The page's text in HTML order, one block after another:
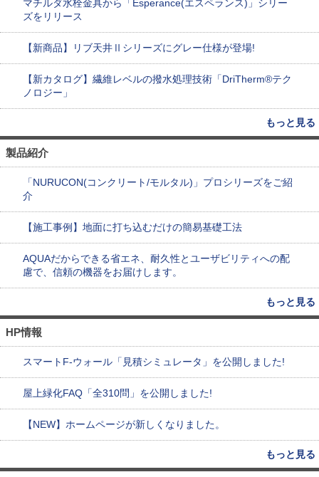
マチルダ水栓金具から「Esperance(エスペランス)」シリー
ズをリリース
【新商品】リブ天井Ⅱシリーズにグレー仕様が登場!
【新カタログ】繊維レベルの撥水処理技術「DriTherm®テク
ノロジー」
もっと見る
製品紹介
「NURUCON(コンクリート/モルタル)」プロシリーズをご紹
介
【施工事例】地面に打ち込むだけの簡易基礎工法
AQUAだからできる省エネ、耐久性とユーザビリティへの配
慮で、信頼の機器をお届けします。
もっと見る
HP情報
スマートF-ウォール「見積シミュレータ」を公開しました!
屋上緑化FAQ「全310問」を公開しました!
【NEW】ホームページが新しくなりました。
もっと見る